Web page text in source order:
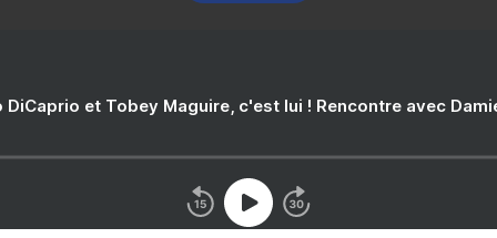
DiCaprio et Tobey Maguire, c'est lui ! Rencontre avec